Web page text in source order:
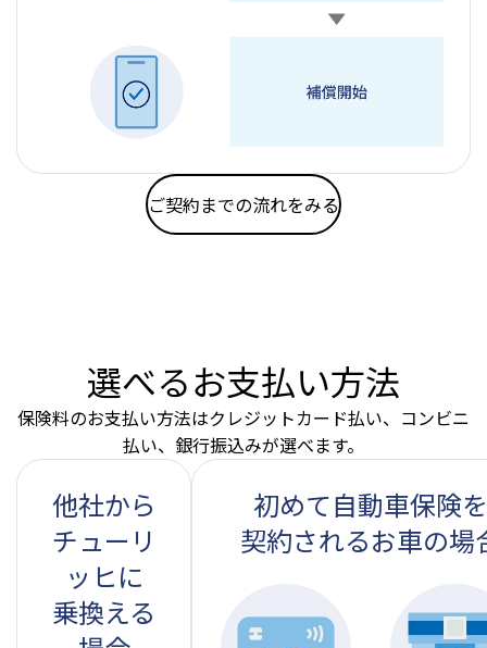
ご契約までの流れをみる
選べるお支払い方法
保険料のお支払い方法はクレジットカード払い、コンビニ
払い、銀行振込みが選べます。
他社から
チューリ
ッヒに
乗換える
初めて自動車保険を
契約されるお車の場